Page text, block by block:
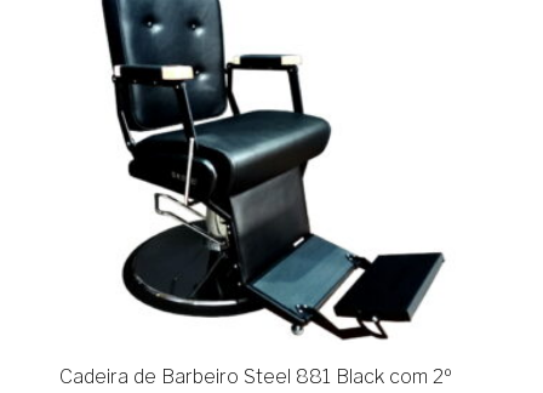
Cadeira de Barbeiro Steel 881 Black com 2º